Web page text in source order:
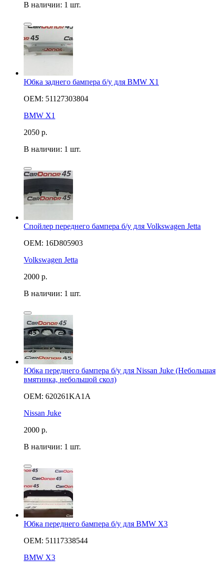
В наличии: 1 шт.
Юбка заднего бампера б/у для BMW X1
OEM: 51127303804
BMW X1
2050 р.
В наличии: 1 шт.
Спойлер переднего бампера б/у для Volkswagen Jetta
OEM: 16D805903
Volkswagen Jetta
2000 р.
В наличии: 1 шт.
Юбка переднего бампера б/у для Nissan Juke (Небольшая
вмятинка, небольшой скол)
OEM: 620261KA1A
Nissan Juke
2000 р.
В наличии: 1 шт.
Юбка переднего бампера б/у для BMW X3
OEM: 51117338544
BMW X3